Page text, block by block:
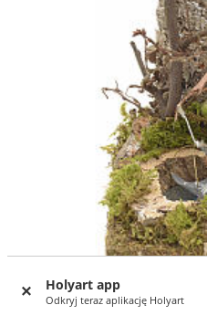
Holyart app
Odkryj teraz aplikację Holyart
-15%